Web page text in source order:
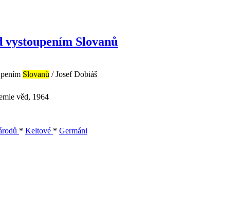
vystoupením Slovanů
Slovanů / Josef Dobiáš
věd, 1964
* Keltové * Germáni